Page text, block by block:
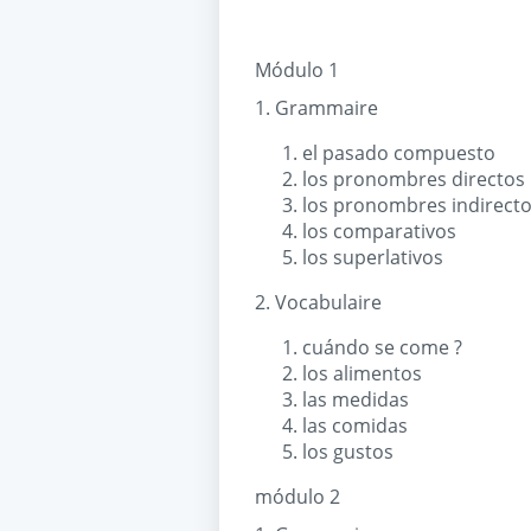
Módulo 1
1. Grammaire
el pasado compuesto
los pronombres directos
los pronombres
los comparativos
los superlativos
2. Vocabulaire
cuándo se come ?
los alimentos
las medidas
las comidas
los gustos
módulo 2